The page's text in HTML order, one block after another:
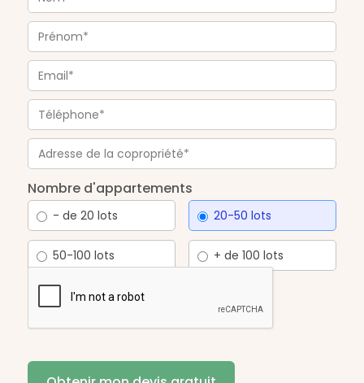
Nombre d'appartements
- de 20 lots 20-50 lots
50-100 lots + de 100 lots